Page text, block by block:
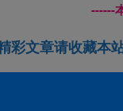
------
文章请收藏本站